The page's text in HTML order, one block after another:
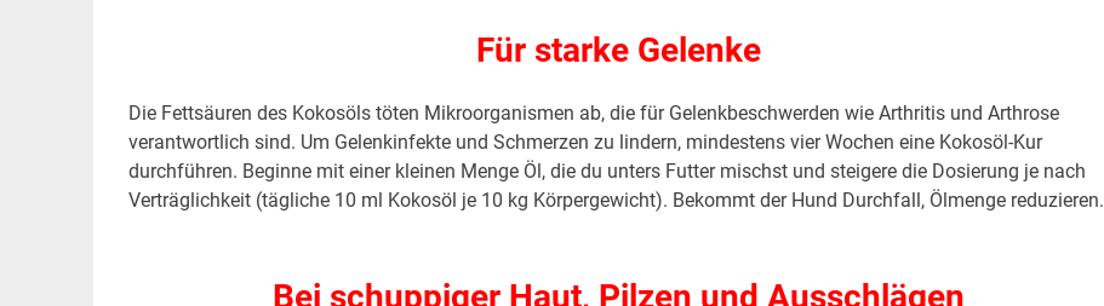
Für starke Gelenke
Die Fettsäuren des Kokosöls töten Mikroorganismen ab, die für Gelenkbeschwerden wie Arthritis und Arthrose
verantwortlich sind. Um Gelenkinfekte und Schmerzen zu lindern, mindestens vier Wochen eine Kokosöl-Kur
durchführen. Beginne mit einer kleinen Menge Öl, die du unters Futter mischst und steigere die Dosierung je nach
Verträglichkeit (tägliche 10 ml Kokosöl je 10 kg Körpergewicht). Bekommt der Hund Durchfall, Ölmenge reduzieren.
Bei schuppiger Haut, Pilzen und Ausschlägen